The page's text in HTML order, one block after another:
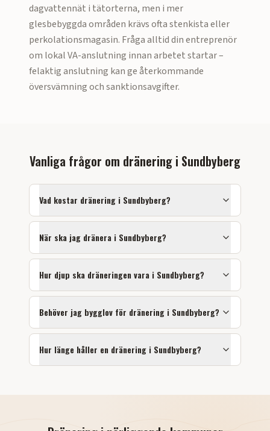
dagvattennät i tätorterna, men i mer
glesbebyggda områden krävs ofta stenkista eller
perkolationsmagasin. Fråga alltid din entreprenör
om lokal VA-anslutning innan arbetet startar –
felaktig anslutning kan ge återkommande
översvämning och sanktionsavgifter.
Vanliga frågor om dränering i Sundbyberg
Vad kostar dränering i Sundbyberg?
När ska jag dränera i Sundbyberg?
Hur djup ska dräneringen vara i Sundbyberg?
Behöver jag bygglov för dränering i Sundbyberg?
Hur länge håller en dränering i Sundbyberg?